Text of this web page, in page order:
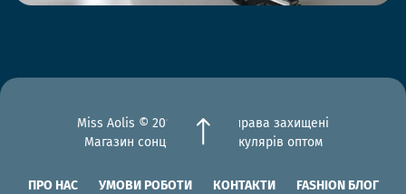
Miss Aolis © 2012-2026 Всі права захищені
Магазин сонцезахисних окулярів оптом
ПРО НАС УМОВИ РОБОТИ КОНТАКТИ FASHION БЛОГ